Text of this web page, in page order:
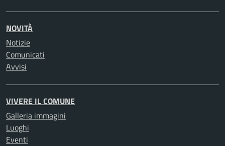
NOVITÀ
Notizie
Comunicati
Avvisi
VIVERE IL COMUNE
Galleria immagini
Luoghi
Eventi